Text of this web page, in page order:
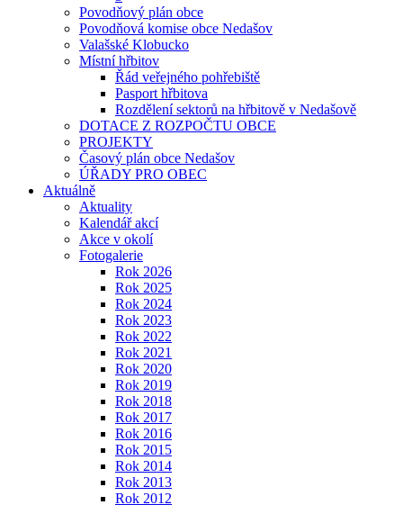
Povodňový plán obce
Povodňová komise obce Nedašov
Valašské Klobucko
Místní hřbitov
Řád veřejného pohřebiště
Pasport hřbitova
Rozdělení sektorů na hřbitově v Nedašově
DOTACE Z ROZPOČTU OBCE
PROJEKTY
Časový plán obce Nedašov
ÚŘADY PRO OBEC
Aktuálně
Aktuality
Kalendář akcí
Akce v okolí
Fotogalerie
Rok 2026
Rok 2025
Rok 2024
Rok 2023
Rok 2022
Rok 2021
Rok 2020
Rok 2019
Rok 2018
Rok 2017
Rok 2016
Rok 2015
Rok 2014
Rok 2013
Rok 2012